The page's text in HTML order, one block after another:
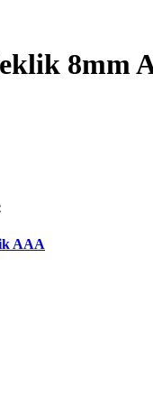
8mm
AAA